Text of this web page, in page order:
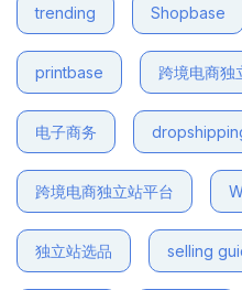
trending Shopbase
printbase 跨境电商独
电子商务
跨境电商独立站平台
独立站选品 selling